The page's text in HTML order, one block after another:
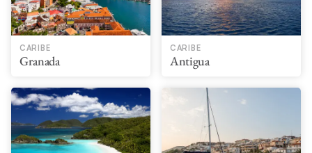
CARIBE
Granada
CARIBE
Antigua